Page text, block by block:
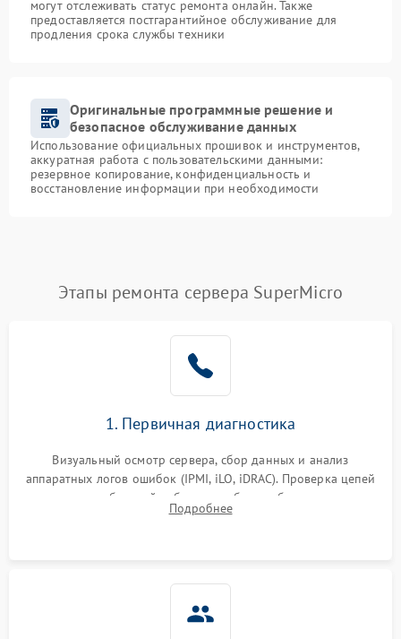
могут отслеживать статус ремонта онлайн. Также
предоставляется постгарантийное обслуживание для
продления срока службы техники
Оригинальные программные решение и
безопасное обслуживание данных
Использование официальных прошивок и инструментов,
аккуратная работа с пользовательскими данными:
резервное копирование, конфиденциальность и
восстановление информации при необходимости
Этапы ремонта сервера SuperMicro
1. Первичная диагностика
Визуальный осмотр сервера, сбор данных и анализ
аппаратных логов ошибок (IPMI, iLO, iDRAC). Проверка цепей
питания и базовой работоспособности без вскрытия
корпуса для быстрой локализации сбоя.
Подробнее